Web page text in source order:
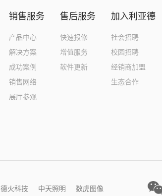
销售服务
产品中心
解决方案
成功案例
销售网络
展厅参观
售后服务
快速报修
增值服务
软件更新
加入利亚德
社会招聘
校园招聘
经销商加盟
生态合作
德火科技 中天照明 数虎图像